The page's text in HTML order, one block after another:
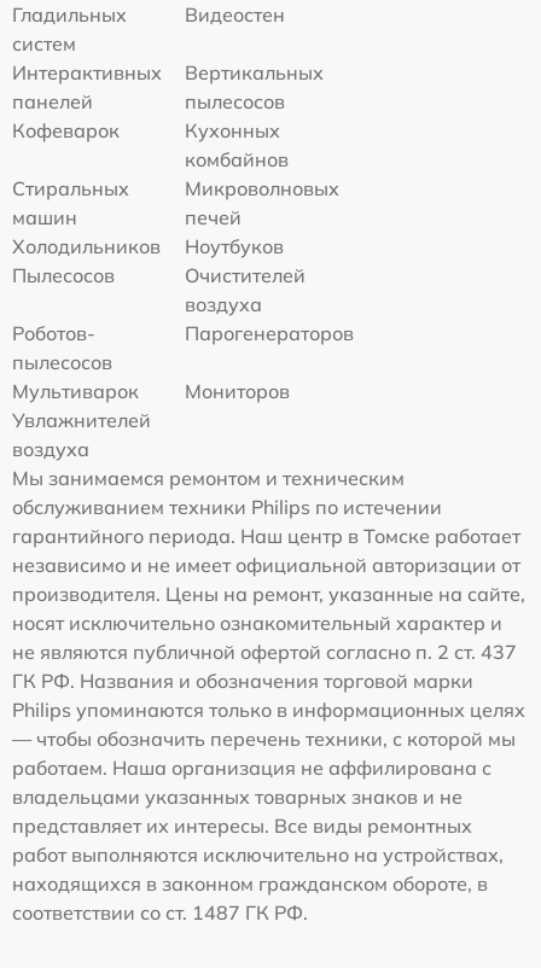
Гладильных
систем
Видеостен
Интерактивных
панелей
Вертикальных
пылесосов
Кофеварок
Кухонных
комбайнов
Стиральных
машин
Микроволновых
печей
Холодильников
Ноутбуков
Пылесосов
Очистителей
воздуха
Роботов-
пылесосов
Парогенераторов
Мультиварок
Мониторов
Увлажнителей
воздуха
Мы занимаемся ремонтом и техническим
обслуживанием техники Philips по истечении
гарантийного периода. Наш центр в Томске работает
независимо и не имеет официальной авторизации от
производителя. Цены на ремонт, указанные на сайте,
носят исключительно ознакомительный характер и
не являются публичной офертой согласно п. 2 ст. 437
ГК РФ. Названия и обозначения торговой марки
Philips упоминаются только в информационных целях
— чтобы обозначить перечень техники, с которой мы
работаем. Наша организация не аффилирована с
владельцами указанных товарных знаков и не
представляет их интересы. Все виды ремонтных
работ выполняются исключительно на устройствах,
находящихся в законном гражданском обороте, в
соответствии со ст. 1487 ГК РФ.